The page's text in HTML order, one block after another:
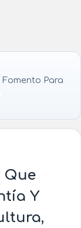
Para
Que
Y